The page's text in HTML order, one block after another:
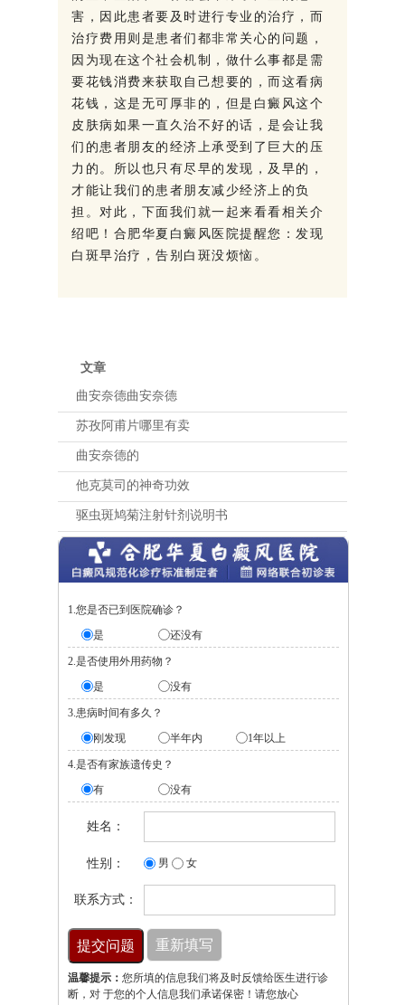
害，因此患者要及时进行专业的治疗，而
治疗费用则是患者们都非常关心的问题，
因为现在这个社会机制，做什么事都是需
要花钱消费来获取自己想要的，而这看病
花钱，这是无可厚非的，但是白癜风这个
皮肤病如果一直久治不好的话，是会让我
们的患者朋友的经济上承受到了巨大的压
力的。所以也只有尽早的发现，及早的，
才能让我们的患者朋友减少经济上的负
担。对此，下面我们就一起来看看相关介
绍吧！合肥华夏白癜风医院提醒您：发现
白斑早治疗，告别白斑没烦恼。
文章
曲安奈德曲安奈德
苏孜阿甫片哪里有卖
曲安奈德的
他克莫司的神奇功效
驱虫斑鸠菊注射针剂说明书
1.您是否已到医院确诊？
是
还没有
2.是否使用外用药物？
是
没有
3.患病时间有多久？
刚发现
半年内 1年以上
4.是否有家族遗传史？
有
没有
姓名：
性别： 男 女
联系方式：
温馨提示： 您所填的信息我们将及时反馈给医生进行诊
断，对 于您的个人信息我们承诺保密！请您放心